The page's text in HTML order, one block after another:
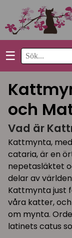
☰
och
Vad är
Kattmynta,
cataria, är en
nepetasläktet
delar av
Kattmynta just
våra katter,
om mynta.
latinets catus